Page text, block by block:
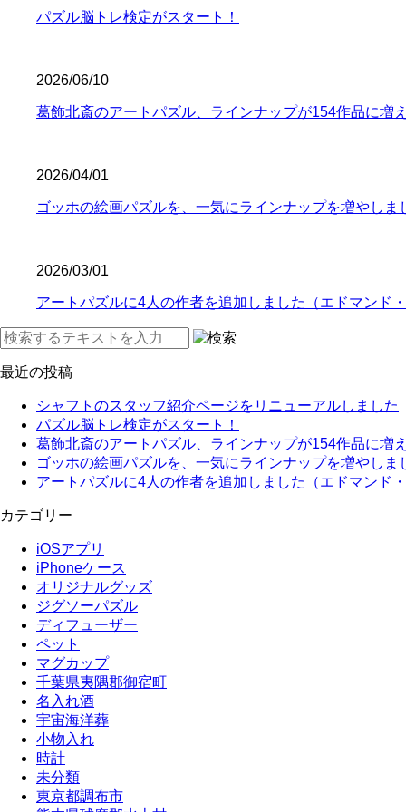
パズル脳トレ検定がスタート！
2026/06/10
葛飾北斎のアートパズル、ラインナップが154作品に増
2026/04/01
ゴッホの絵画パズルを、一気にラインナップを増やしま
2026/03/01
アートパズルに4人の作者を追加しました（エドマンド・
最近の投稿
シャフトのスタッフ紹介ページをリニューアルしました
パズル脳トレ検定がスタート！
葛飾北斎のアートパズル、ラインナップが154作品に増
ゴッホの絵画パズルを、一気にラインナップを増やしま
アートパズルに4人の作者を追加しました（エドマンド・
カテゴリー
iOSアプリ
iPhoneケース
オリジナルグッズ
ジグソーパズル
ディフューザー
ペット
マグカップ
千葉県夷隅郡御宿町
名入れ酒
宇宙海洋葬
小物入れ
時計
未分類
東京都調布市